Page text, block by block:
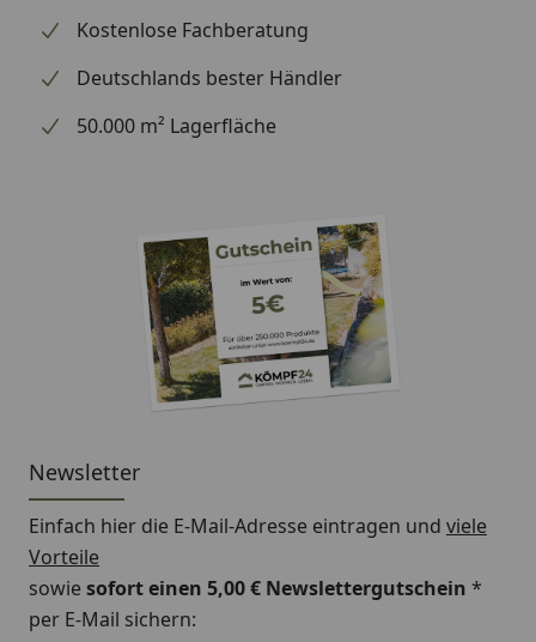
Infraworld Verdampferofen Sparta Wall
Combi - Montageanleitung
Zum Einsatz ausschließlich im privaten und
Kostenlose Fachberatung
Deutschlands bester Händler
50.000 m² Lagerfläche
Newsletter
Einfach hier die E-Mail-Adresse eintragen und viele
Vorteile
sowiesofort einen 5,00 € Newslettergutschein *
per E-Mail sichern: